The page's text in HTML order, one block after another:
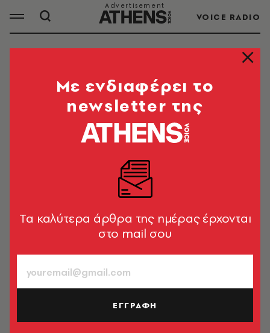
VOICE RADIO
ΠΗΛΙΟ
ΟΛΑ ΤΑ ΑΡΘΡΑ ΤΟΥ TAG
ΕΛΛΑΔΑ
με ανησυχητικές διαστάσεις
Newsroom
ΕΛΛΑΔΑ
Κακοκαιρία Φίλιππος: Χιονίζει στον
Βόλο - Το «έστρωσε» στο Πήλιο
Newsroom
Mε ενδιαφέρει το
newsletter της
Tα καλύτερα άρθρα της ημέρας έρχονται
στο mail σου
ΕΓΓΡΑΦΗ